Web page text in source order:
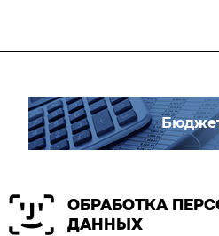
ОБРАБОТКА
ДАННЫХ